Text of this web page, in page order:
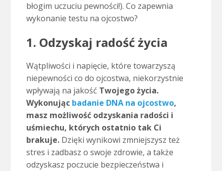
błogim uczuciu pewności!). Co zapewnia
wykonanie testu na ojcostwo?
1. Odzyskaj radość życia
Wątpliwości i napięcie, które towarzyszą
niepewności co do ojcostwa, niekorzystnie
wpływają na jakość Twojego życia.
Wykonując badanie DNA na ojcostwo,
masz możliwość odzyskania radości i
uśmiechu, których ostatnio tak Ci
brakuje.Dzięki wynikowi zmniejszysz też
stres i zadbasz o swoje zdrowie, a także
odzyskasz poczucie bezpieczeństwa i